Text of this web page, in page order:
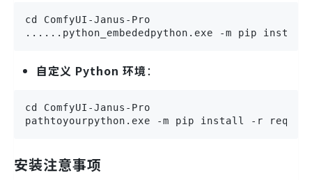
cd ComfyUI-Janus-Pro
......python_embededpython.exe -m pip
自定义 Python 环境：
cd ComfyUI-Janus-Pro
pathtoyourpython.exe -m pip install -r
安装注意事项